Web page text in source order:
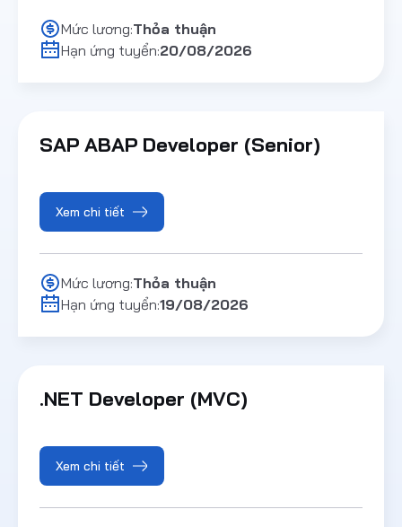
Mức lương:Thỏa thuận
Hạn ứng tuyển:20/08/2026
SAP ABAP Developer (Senior)
Xem chi tiết
Mức lương:Thỏa thuận
Hạn ứng tuyển:19/08/2026
.NET Developer (MVC)
Xem chi tiết